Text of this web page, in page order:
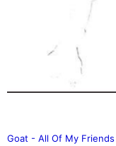
Goat - All Of My Friends